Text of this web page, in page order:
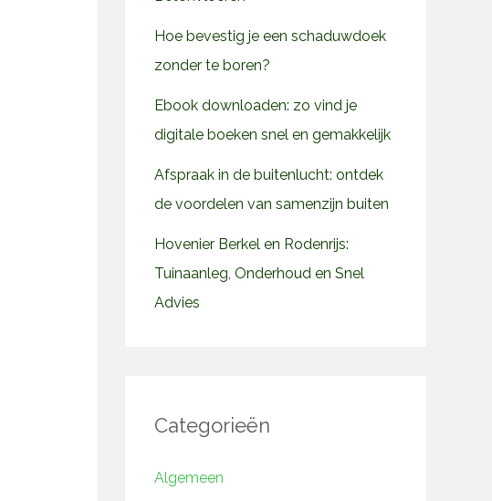
Hoe bevestig je een schaduwdoek
zonder te boren?
Ebook downloaden: zo vind je
digitale boeken snel en gemakkelijk
Afspraak in de buitenlucht: ontdek
de voordelen van samenzijn buiten
Hovenier Berkel en Rodenrijs:
Tuinaanleg, Onderhoud en Snel
Advies
Categorieën
Algemeen